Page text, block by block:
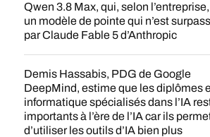
Qwen 3.8 Max, qui, selon
un modèle de pointe qui n’est
par Claude Fable 5 d’Anthropic
Demis Hassabis, PDG de Google
DeepMind, estime que les diplômes
informatique spécialisés dans l’IA
importants à l’ère de l’IA car ils
d’utiliser les outils d’IA bien plus